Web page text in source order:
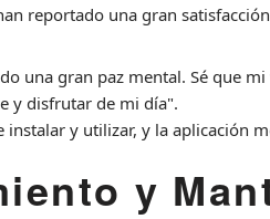
reportado una gran
una gran paz mental. Sé que
y disfrutar de mi día".
instalar y utilizar, y la
y